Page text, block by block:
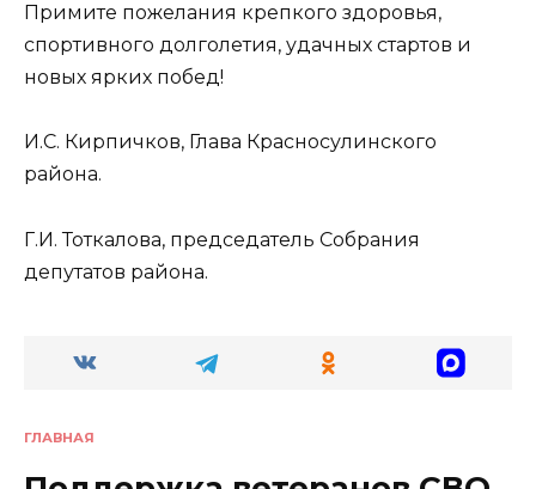
Примите пожелания крепкого здоровья,
спортивного долголетия, удачных стартов и
новых ярких побед!
И.С. Кирпичков, Глава Красносулинского
района.
Г.И. Тоткалова, председатель Собрания
депутатов района.
ГЛАВНАЯ